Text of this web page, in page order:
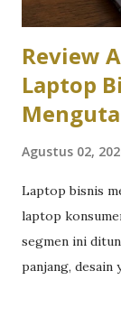
Review
Laptop
Agustus 02,
Laptop bisnis
laptop
segmen ini
panjang, desain
melihat